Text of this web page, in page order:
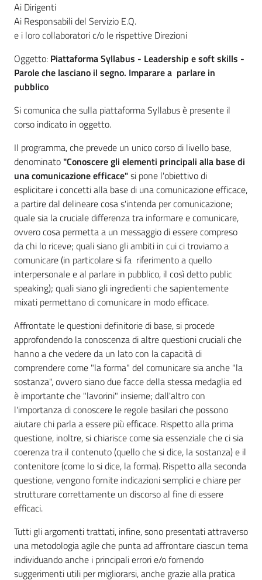
Ai Dirigenti
Ai Responsabili del Servizio E.Q.
e i loro collaboratori c/o le rispettive Direzioni
Oggetto: Piattaforma Syllabus - Leadership e soft skills -
Parole che lasciano il segno. Imparare a parlare in
pubblico
Si comunica che sulla piattaforma Syllabus è presente il
corso indicato in oggetto.
Il programma, che prevede un unico corso di livello base,
denominato "Conoscere gli elementi principali alla base di
una comunicazione efficace"si pone l'obiettivo di
esplicitare i concetti alla base di una comunicazione efficace,
a partire dal delineare cosa s'intenda per comunicazione;
quale sia la cruciale differenza tra informare e comunicare,
ovvero cosa permetta a un messaggio di essere compreso
da chi lo riceve; quali siano gli ambiti in cui ci troviamo a
comunicare (in particolare si fa riferimento a quello
interpersonale e al parlare in pubblico, il così detto public
speaking); quali siano gli ingredienti che sapientemente
mixati permettano di comunicare in modo efficace.
Affrontate le questioni definitorie di base, si procede
approfondendo la conoscenza di altre questioni cruciali che
hanno a che vedere da un lato con la capacità di
comprendere come "la forma" del comunicare sia anche "la
sostanza", ovvero siano due facce della stessa medaglia ed
è importante che "lavorini" insieme; dall'altro con
l'importanza di conoscere le regole basilari che possono
aiutare chi parla a essere più efficace. Rispetto alla prima
questione, inoltre, si chiarisce come sia essenziale che ci sia
coerenza tra il contenuto (quello che si dice, la sostanza) e il
contenitore (come lo si dice, la forma). Rispetto alla seconda
questione, vengono fornite indicazioni semplici e chiare per
strutturare correttamente un discorso al fine di essere
efficaci.
Tutti gli argomenti trattati, infine, sono presentati attraverso
una metodologia agile che punta ad affrontare ciascun tema
individuando anche i principali errori e/o fornendo
suggerimenti utili per migliorarsi, anche grazie alla pratica